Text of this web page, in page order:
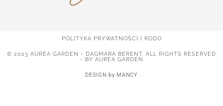
POLITYKA PRYWATNOŚCI I RODO
© 2023 AUREA GARDEN - DAGMARA BERENT. ALL RIGHTS RESERVED
- BY AUREA GARDEN
DESIGN by MANCY